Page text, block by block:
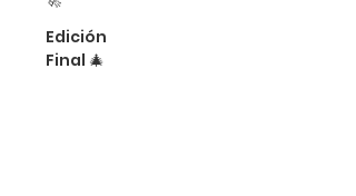
Edición
Final 🎄